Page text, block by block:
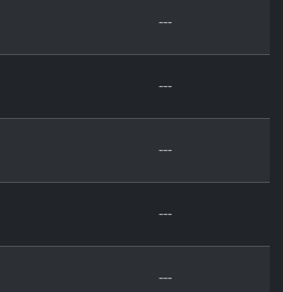
---
---
---
---
---